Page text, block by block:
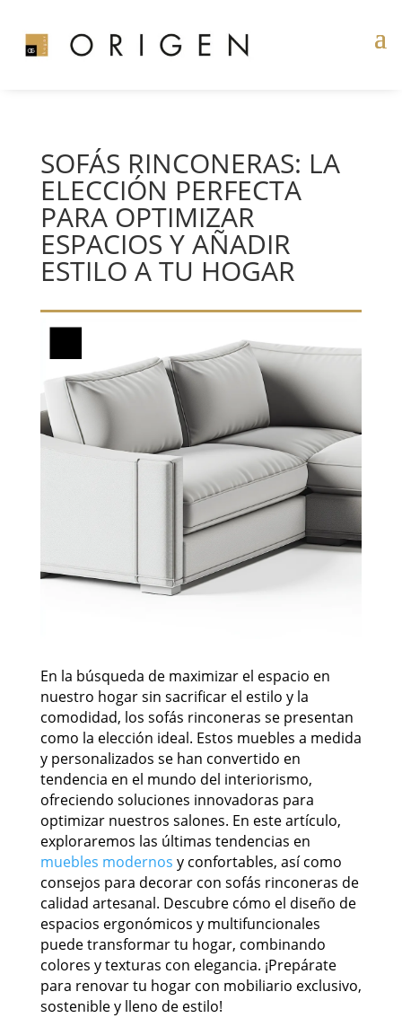
SOFÁS RINCONERAS: LA
ELECCIÓN PERFECTA
PARA OPTIMIZAR
ESPACIOS Y AÑADIR
ESTILO A TU HOGAR
En la búsqueda de maximizar el espacio en
nuestro hogar sin sacrificar el estilo y la
comodidad, los sofás rinconeras se presentan
como la elección ideal. Estos muebles a medida
y personalizados se han convertido en
tendencia en el mundo del interiorismo,
ofreciendo soluciones innovadoras para
optimizar nuestros salones. En este artículo,
exploraremos las últimas tendencias en
muebles modernos y confortables, así como
consejos para decorar con sofás rinconeras de
calidad artesanal. Descubre cómo el diseño de
espacios ergonómicos y multifuncionales
puede transformar tu hogar, combinando
colores y texturas con elegancia. ¡Prepárate
para renovar tu hogar con mobiliario exclusivo,
sostenible y lleno de estilo!